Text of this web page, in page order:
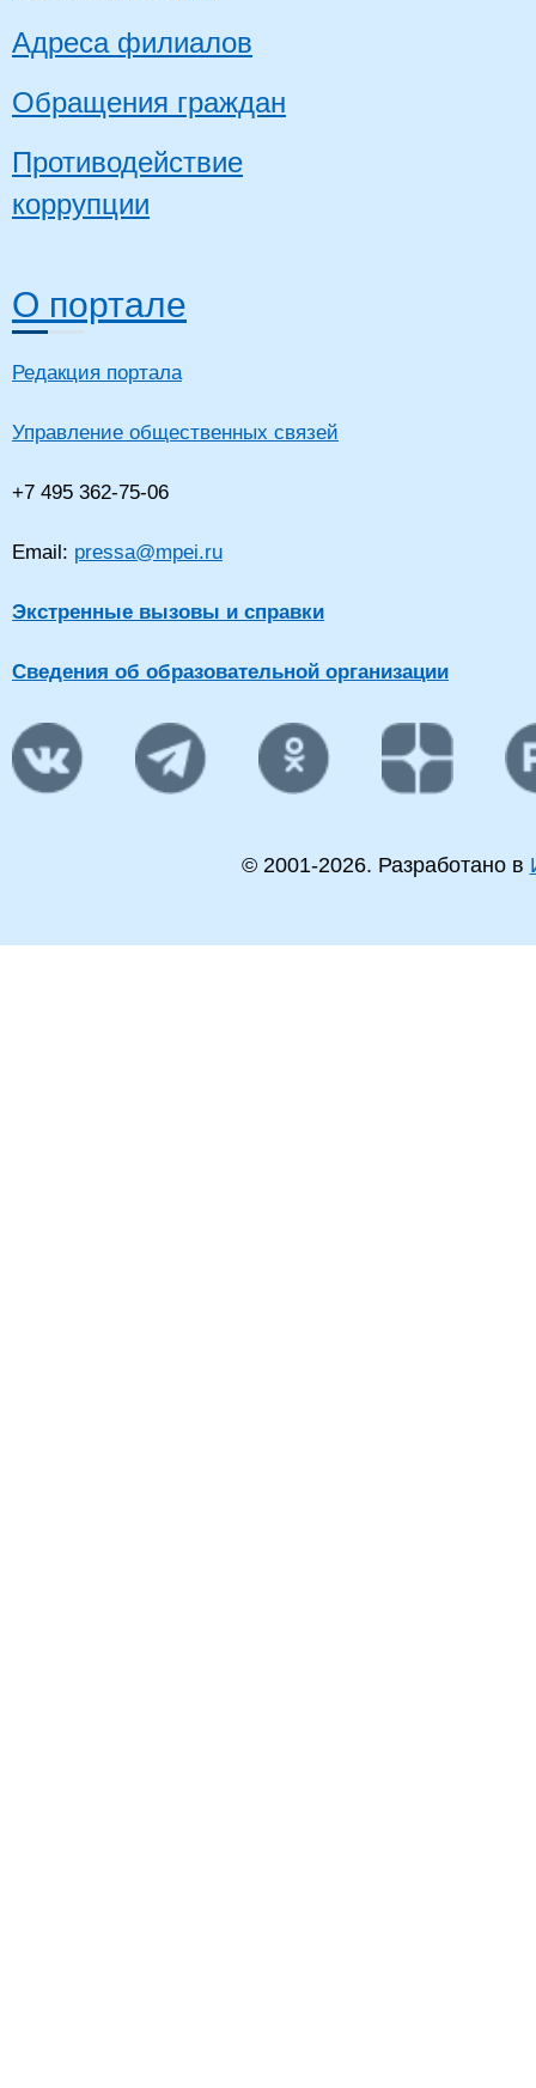
Адреса филиалов
Обращения граждан
Противодействие
коррупции
О портале
Редакция портала
Управление общественных связей
+7 495 362-75-06
Email: pressa@mpei.ru
Экстренные вызовы и справки
Сведения об образовательной организации
© 2001-2026. Разработано в